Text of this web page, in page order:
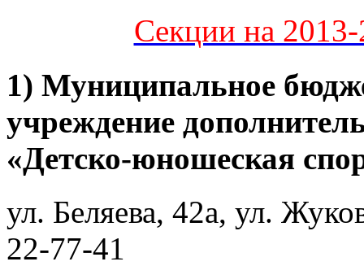
Секции на
1) Муниципальное
учреждение
«Детско-юношеская
ул. Беляева, 42а, ул.
22-77-41